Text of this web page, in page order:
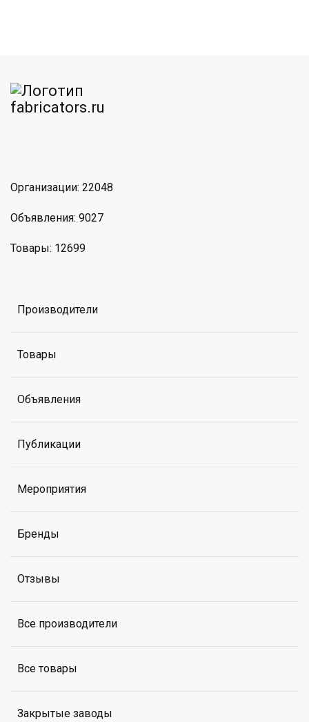
Организации: 22048
Объявления: 9027
Товары: 12699
Производители
Товары
Объявления
Публикации
Мероприятия
Бренды
Отзывы
Все производители
Все товары
Закрытые заводы